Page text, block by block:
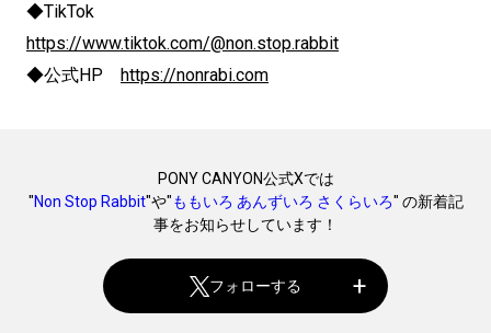
◆TikTok
https://www.tiktok.com/@non.stop.rabbit
◆公式HP
https://nonrabi.com
PONY CANYON公式Xでは
"Non Stop Rabbit"や"ももいろ あんずいろ さくらいろ" の新着記
事をお知らせしています！
フォローする